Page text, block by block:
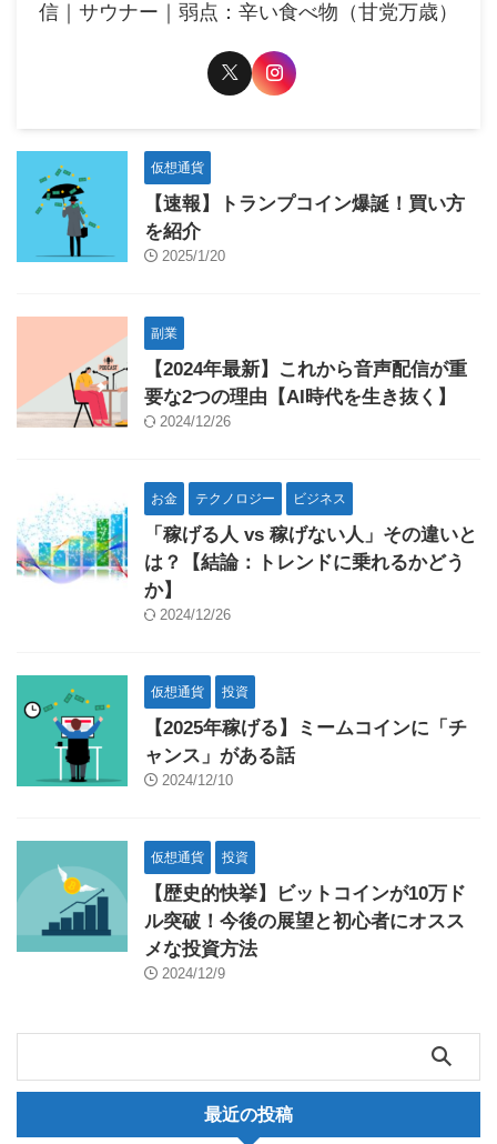
信｜サウナー｜弱点：辛い食べ物（甘党万歳）
仮想通貨
【速報】トランプコイン爆誕！買い方
を紹介
2025/1/20
副業
【2024年最新】これから音声配信が重
要な2つの理由【AI時代を生き抜く】
2024/12/26
お金 テクノロジー ビジネス
「稼げる人 vs 稼げない人」その違いと
は？【結論：トレンドに乗れるかどう
か】
2024/12/26
仮想通貨 投資
【2025年稼げる】ミームコインに「チ
ャンス」がある話
2024/12/10
仮想通貨 投資
【歴史的快挙】ビットコインが10万ド
ル突破！今後の展望と初心者にオスス
メな投資方法
2024/12/9
最近の投稿